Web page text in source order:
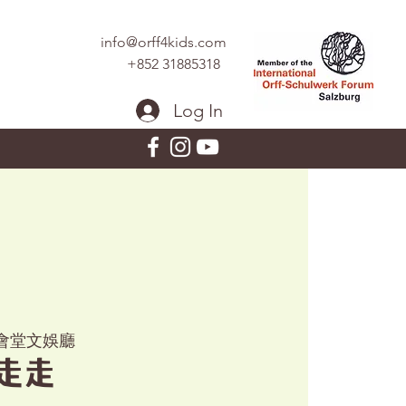
info@orff4kids.com
+852 31885318
Log In
堂文娛廳
走